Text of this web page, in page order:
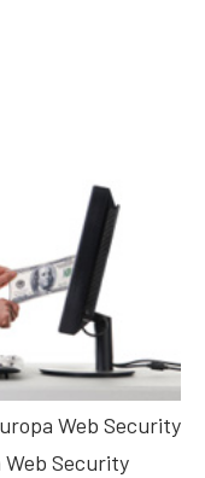
Web Security
Security